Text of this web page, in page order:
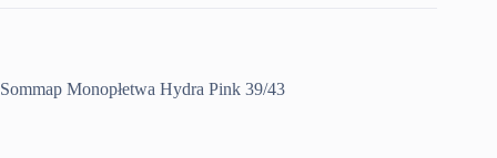
Sommap Monopłetwa Hydra Pink 39/43